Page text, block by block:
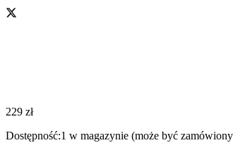
229 zł
Dostępność:1 w magazynie (może być